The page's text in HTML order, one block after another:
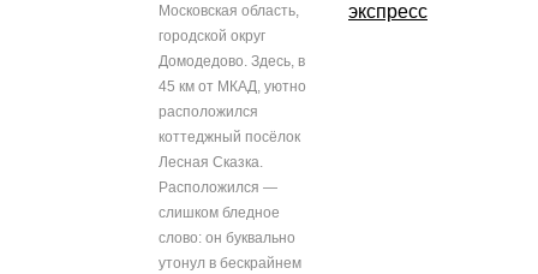
Московская область,
городской округ
Домодедово. Здесь, в
45 км от МКАД, уютно
расположился
коттеджный посёлок
Лесная Сказка.
Расположился —
слишком бледное
слово: он буквально
утонул в бескрайнем
экспресс